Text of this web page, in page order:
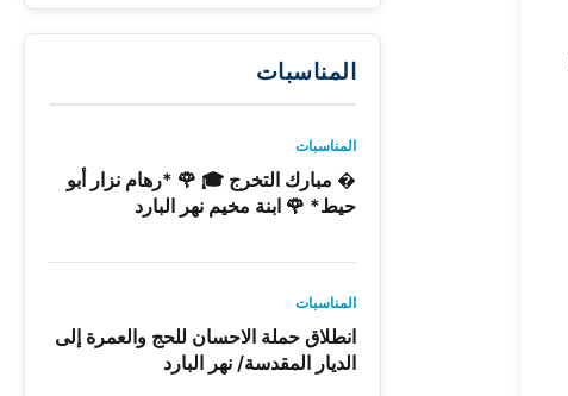
المناسبات
المناسبات
� مبارك التخرج 🎓 🌹 *رهام نزار أبو
حيط* 🌹 ابنة مخيم نهر البارد
المناسبات
انطلاق حملة الاحسان للحج والعمرة إلى
الديار المقدسة/ نهر البارد